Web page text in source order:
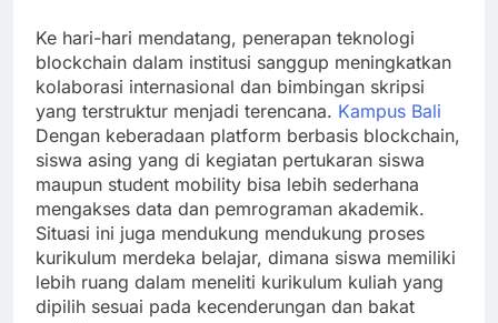
Ke hari-hari mendatang, penerapan teknologi
blockchain dalam institusi sanggup meningkatkan
kolaborasi internasional dan bimbingan skripsi
yang terstruktur menjadi terencana. Kampus Bali
Dengan keberadaan platform berbasis blockchain,
siswa asing yang di kegiatan pertukaran siswa
maupun student mobility bisa lebih sederhana
mengakses data dan pemrograman akademik.
Situasi ini juga mendukung mendukung proses
kurikulum merdeka belajar, dimana siswa memiliki
lebih ruang dalam meneliti kurikulum kuliah yang
dipilih sesuai pada kecenderungan dan bakat